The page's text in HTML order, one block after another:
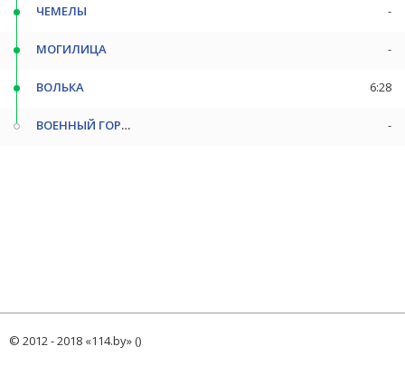
ЧЕМЕЛЫ -
МОГИЛИЦА -
ВОЛЬКА 6:28
ВОЕННЫЙ ГОРОДОК -
© 2012 - 2018 «114.by» ()